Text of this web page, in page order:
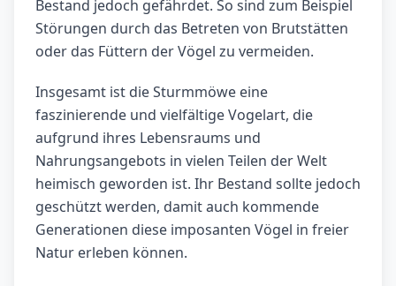
Bestand jedoch gefährdet. So sind zum Beispiel
Störungen durch das Betreten von Brutstätten
oder das Füttern der Vögel zu vermeiden.
Insgesamt ist die Sturmmöwe eine
faszinierende und vielfältige Vogelart, die
aufgrund ihres Lebensraums und
Nahrungsangebots in vielen Teilen der Welt
heimisch geworden ist. Ihr Bestand sollte jedoch
geschützt werden, damit auch kommende
Generationen diese imposanten Vögel in freier
Natur erleben können.